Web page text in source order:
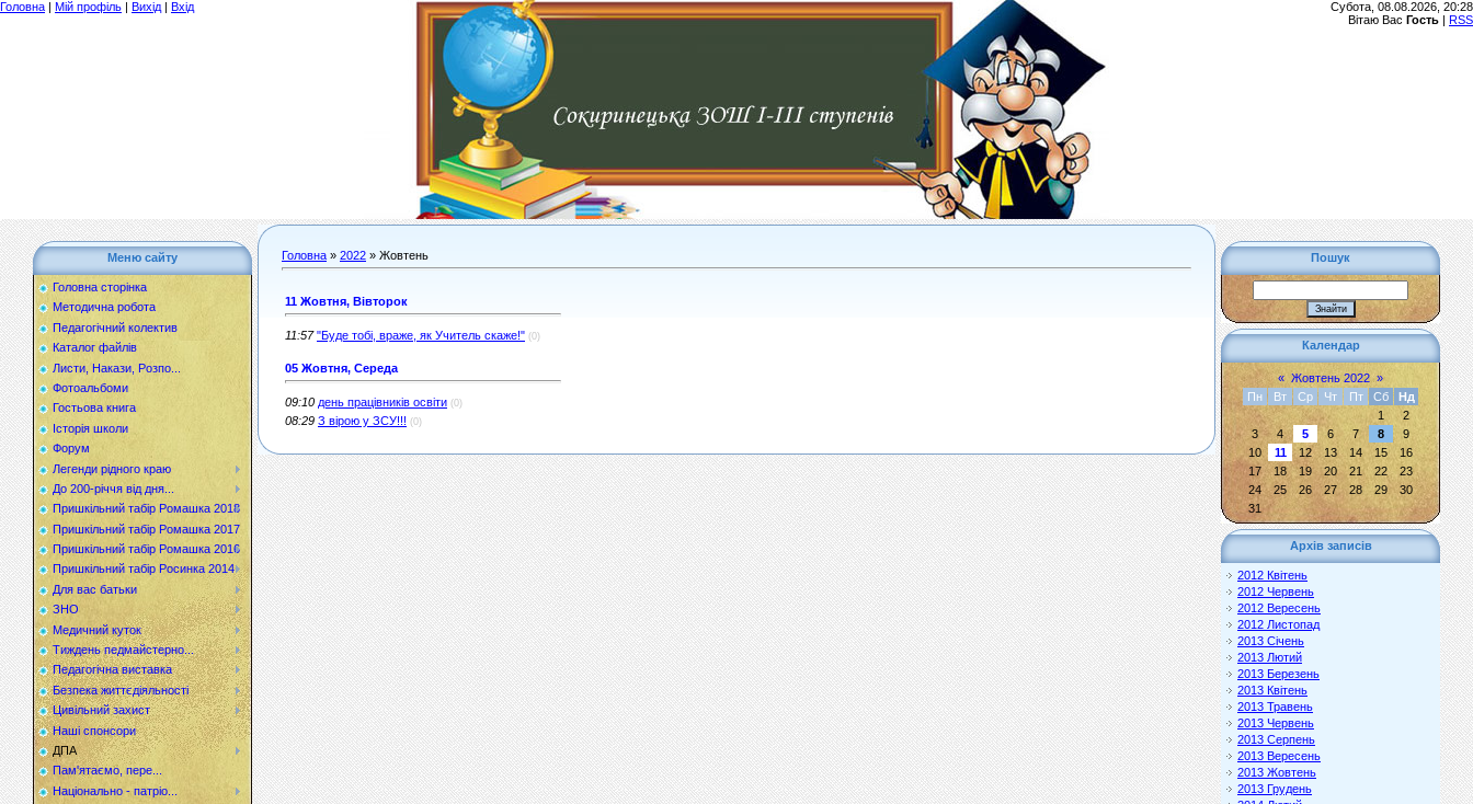
Головна | Мій профіль | Вихід | Вхід
Субота, 08.08.2026, 20:28
Вітаю Вас Гость | RSS
Меню сайту
Головна сторінка
Методична робота
Педагогічний колектив
Каталог файлів
Листи, Накази, Розпо...
Фотоальбоми
Гостьова книга
Історія школи
Форум
Легенди рідного краю
До 200-річчя від дня...
Пришкільний табір Ромашка 2018
Пришкільний табір Ромашка 2017
Пришкільний табір Ромашка 2016
Пришкільний табір Росинка 2014
Для вас батьки
ЗНО
Медичний куток
Тиждень педмайстерно...
Педагогічна виставка
Безпека життєдіяльності
Цивільний захист
Наші спонсори
ДПА
Пам'ятаємо, пере...
Національно - патріо...
Головна » 2022 » Жовтень
11 Жовтня, Вівторок
11:57 "Буде тобі, враже, як Учитель скаже!" (0)
05 Жовтня, Середа
09:10 день працівників освіти (0)
08:29 З вірою у ЗСУ!!! (0)
Пошук
Календар
« Жовтень 2022 »
Пн
Вт Ср Чт Пт Сб
Нд
1
2
3
4 5 6 7 8
9
10
11 12 13 14 15
16
17
18 19 20 21 22
23
24
25 26 27 28 29
30
31
Архів записів
2012 Квітень
2012 Червень
2012 Вересень
2012 Листопад
2013 Січень
2013 Лютий
2013 Березень
2013 Квітень
2013 Травень
2013 Червень
2013 Серпень
2013 Вересень
2013 Жовтень
2013 Грудень